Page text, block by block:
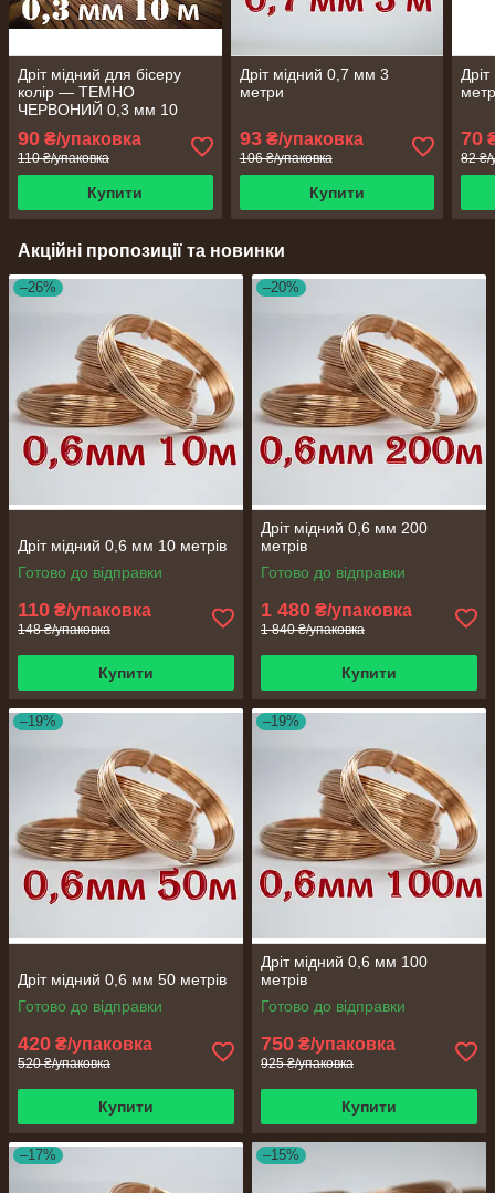
Дріт мідний для бісеру
колір — ТЕМНО
ЧЕРВОНИЙ 0,3 мм 10
90 ₴/упаковка
110 ₴/упаковка
Купити
Дріт мідний 0,7 мм 3
метри
93₴/упаковка
106 ₴/упаковка
Купити
70
82 ₴/
Акційні пропозиції та новинки
–26%
Дріт мідний 0,6 мм 10 метрів
Готово до відправки
110 ₴/упаковка
148 ₴/упаковка
Купити
–20%
Дріт мідний 0,6 мм 200
метрів
Готово до відправки
1 480 ₴/упаковка
1 840 ₴/упаковка
Купити
–19%
Дріт мідний 0,6 мм 50 метрів
Готово до відправки
420 ₴/упаковка
520 ₴/упаковка
Купити
–19%
Дріт мідний 0,6 мм 100
метрів
Готово до відправки
750 ₴/упаковка
925 ₴/упаковка
Купити
–17% –15%